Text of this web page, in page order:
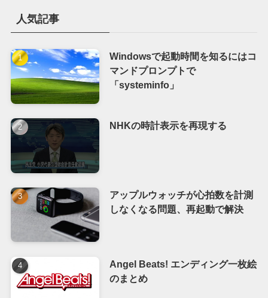
人気記事
Windowsで起動時間を知るにはコ
マンドプロンプトで
「systeminfo」
NHKの時計表示を再現する
アップルウォッチが心拍数を計測
しなくなる問題、再起動で解決
Angel Beats! エンディング一枚絵
のまとめ